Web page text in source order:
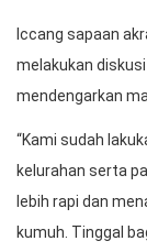
Iccang sapaan
melakukan
mendengarkan
“Kami sudah
kelurahan serta
lebih rapi dan
kumuh. Tinggal